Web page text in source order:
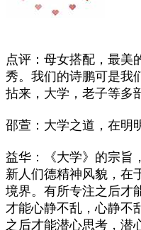
点评：母女搭配，最美
秀。我们的诗鹏可是我
拈来，大学，老子等多
邵萱：大学之道，在明
益华：《大学》的宗旨
新人们德精神风貌，在
境界。有所专注之后才
才能心静不乱，心静不
之后才能潜心思考，潜